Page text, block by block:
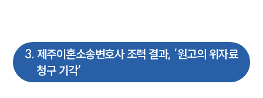
3. 제주이혼소송변호사 조력 결과, ‘원고의 위자료
청구 기각’